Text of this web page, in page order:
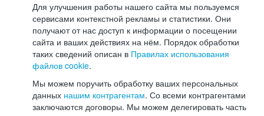
Для улучшения работы нашего сайта мы пользуемся
сервисами контекстной рекламы и статистики. Они
получают от нас доступ к информации о посещении
сайта и ваших действиях на нём. Порядок обработки
таких сведений описан в Правилах использования
файлов cookie.
Мы можем поручить обработку ваших персональных
данных нашим контрагентам. Со всеми контрагентами
заключаются договоры. Мы можем делегировать часть